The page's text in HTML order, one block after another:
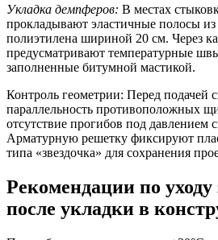
Укладка демпферов: В местах
прокладывают эластичные полосы из
полиэтилена шириной 20 см. Через
предусматривают температурные
заполненные битумной мастикой.
Контроль геометрии: Перед подачей
параллельность противоположных
отсутствие прогибов под давлением
Арматурную решетку фиксируют
типа «звездочка» для сохранения
Рекомендации по
после укладки в